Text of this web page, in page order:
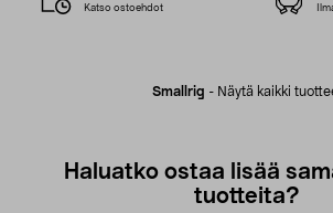
Smallrig - Näytä kaikki
Katso ostoehdot
Haluatko ostaa lisää
tuotteita?